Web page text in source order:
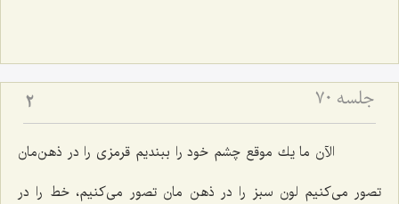
جلسه ۷۰ 2
الآن ما یك موقع چشم خود را ببندیم قرمزى را در ذهن‌مان
تصور مى‌كنیم لون سبز را در ذهن مان تصور مى‌كنیم، خط را در